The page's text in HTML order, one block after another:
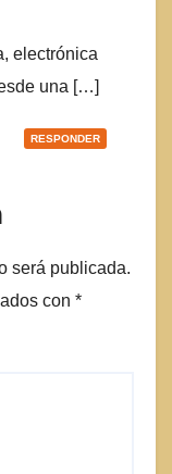
electrónica
una […]
RESPONDER
será publicada.
con *